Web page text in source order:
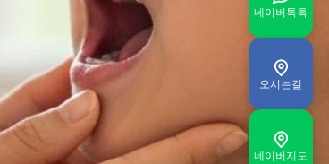
네이버톡톡
오시는길
네이버지도